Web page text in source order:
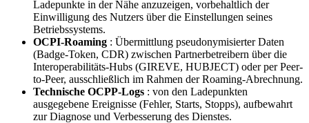
Ladepunkte in der Nähe anzuzeigen, vorbehaltlich der
Einwilligung des Nutzers über die Einstellungen seines
Betriebssystems.
OCPI-Roaming : Übermittlung pseudonymisierter Daten
(Badge-Token, CDR) zwischen Partnerbetreibern über die
Interoperabilitäts-Hubs (GIREVE, HUBJECT) oder per Peer-
to-Peer, ausschließlich im Rahmen der Roaming-Abrechnung.
Technische OCPP-Logs : von den Ladepunkten
ausgegebene Ereignisse (Fehler, Starts, Stopps), aufbewahrt
zur Diagnose und Verbesserung des Dienstes.